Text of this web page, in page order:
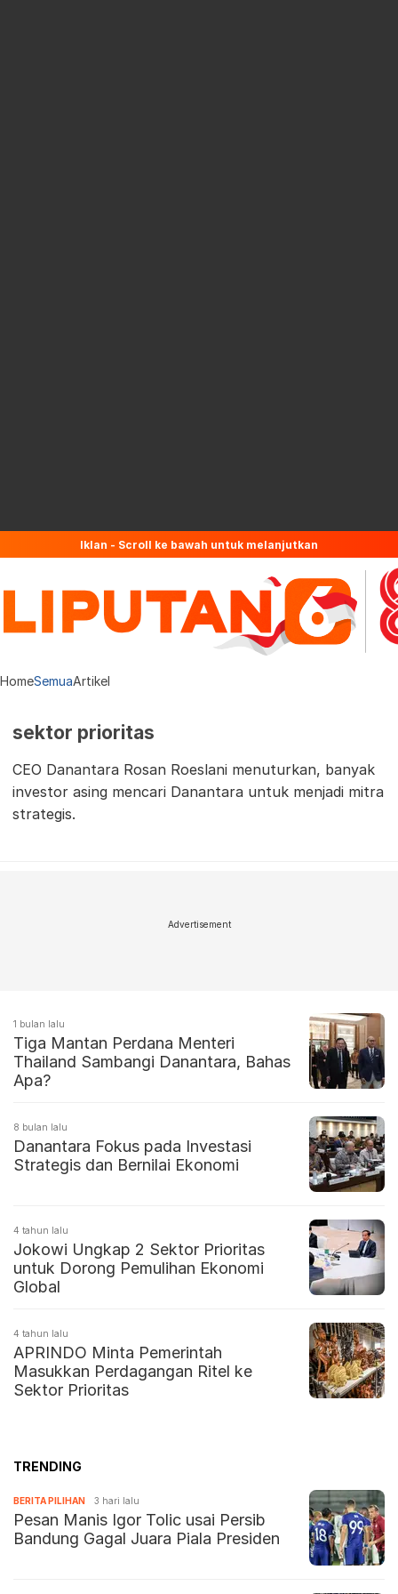
Iklan - Scroll ke bawah untuk melanjutkan
HomeSemuaArtikel
sektor prioritas
CEO Danantara Rosan Roeslani menuturkan, banyak
investor asing mencari Danantara untuk menjadi mitra
strategis.
Advertisement
1 bulan lalu
Tiga Mantan Perdana Menteri
Thailand Sambangi Danantara, Bahas
Apa?
8 bulan lalu
Danantara Fokus pada Investasi
Strategis dan Bernilai Ekonomi
4 tahun lalu
Jokowi Ungkap 2 Sektor Prioritas
untuk Dorong Pemulihan Ekonomi
Global
4 tahun lalu
APRINDO Minta Pemerintah
Masukkan Perdagangan Ritel ke
Sektor Prioritas
TRENDING
BERITA PILIHAN 3 hari lalu
Pesan Manis Igor Tolic usai Persib
Bandung Gagal Juara Piala Presiden